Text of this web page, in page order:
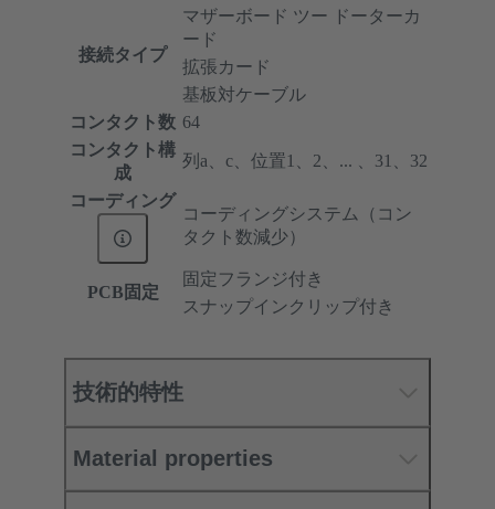
接続タイプ
マザーボード ツー ドーターカ
ード
拡張カード
基板対ケーブル
コンタクト数 64
コンタクト構
成
列a、c、位置1、2、... 、31、32
コーディング
コーディングシステム（コン
タクト数減少）
PCB固定
固定フランジ付き
スナップインクリップ付き
技術的特性
Material properties